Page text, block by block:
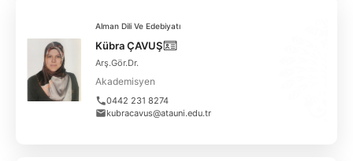
Alman Dili Ve Edebiyatı
Kübra ÇAVUŞ
Arş.Gör.Dr.
Akademisyen
0442 231 8274
kubracavus@atauni.edu.tr